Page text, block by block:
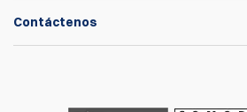
Contáctenos